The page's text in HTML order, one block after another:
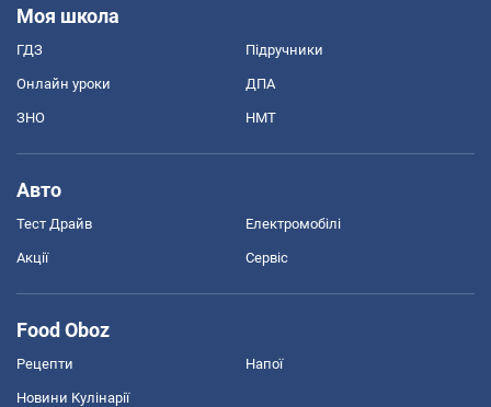
Моя школа
ГДЗ Підручники
Онлайн уроки ДПА
ЗНО НМТ
Авто
Тест Драйв Електромобілі
Акції Сервіс
Food Oboz
Рецепти Напої
Новини Кулінарії